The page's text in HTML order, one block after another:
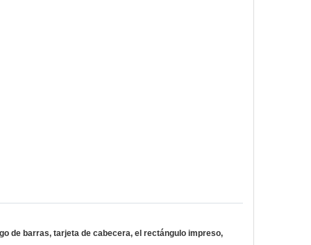
de barras, tarjeta de cabecera, el rectángulo impreso,